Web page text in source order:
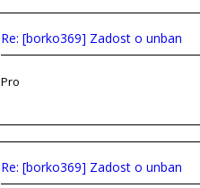
Re: [borko369] Zadost o unban
Pro
Re: [borko369] Zadost o unban